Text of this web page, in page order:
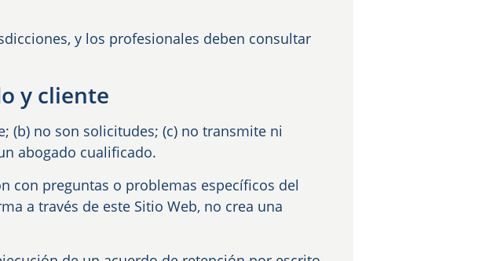
y los profesionales deben consultar
y cliente
(b) no son solicitudes; (c) no transmite ni
abogado cualificado.
con preguntas o problemas específicos del
a través de este Sitio Web, no crea una